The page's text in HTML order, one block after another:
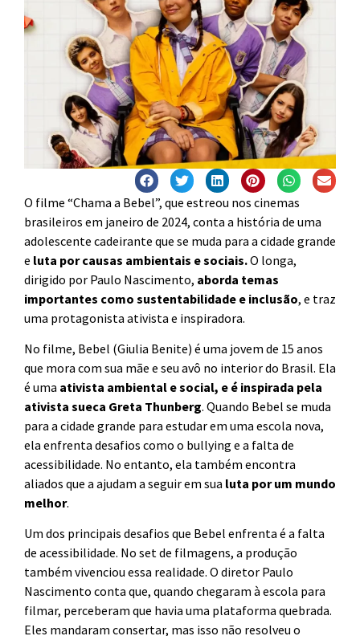
O filme “Chama a Bebel”, que estreou nos cinemas
brasileiros em janeiro de 2024, conta a história de uma
adolescente cadeirante que se muda para a cidade grande
e luta por causas ambientais e sociais.O longa,
dirigido por Paulo Nascimento, aborda temas
importantes como sustentabilidade e inclusão, e traz
uma protagonista ativista e inspiradora.
No filme, Bebel (Giulia Benite) é uma jovem de 15 anos
que mora com sua mãe e seu avô no interior do Brasil. Ela
é uma ativista ambiental e social, e é inspirada pela
ativista sueca Greta Thunberg. Quando Bebel se muda
para a cidade grande para estudar em uma escola nova,
ela enfrenta desafios como o bullying e a falta de
acessibilidade. No entanto, ela também encontra
aliados que a ajudam a seguir em sua luta por um mundo
melhor.
Um dos principais desafios que Bebel enfrenta é a falta
de acessibilidade. No set de filmagens, a produção
também vivenciou essa realidade. O diretor Paulo
Nascimento conta que, quando chegaram à escola para
filmar, perceberam que havia uma plataforma quebrada.
Eles mandaram consertar, mas isso não resolveu o